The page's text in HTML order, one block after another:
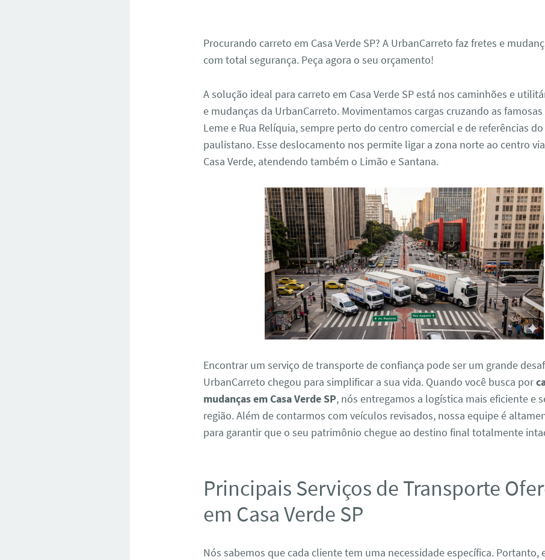
Procurando carreto em Casa Verde SP? A UrbanCarreto faz fretes e
com total segurança. Peça agora o seu orçamento!
A solução ideal para carreto em Casa Verde SP está nos caminhões e
e mudanças da UrbanCarreto. Movimentamos cargas cruzando as famosas
Leme e Rua Relíquia, sempre perto do centro comercial e de referências
paulistano. Esse deslocamento nos permite ligar a zona norte ao centro
Casa Verde, atendendo também o Limão e Santana.
Encontrar um serviço de transporte de confiança pode ser um grande
UrbanCarreto chegou para simplificar a sua vida. Quando você busca por
mudanças em Casa Verde SP, nós entregamos a logística mais eficiente e
região. Além de contarmos com veículos revisados, nossa equipe é
para garantir que o seu patrimônio chegue ao destino final totalmente
Principais Serviços de Transporte
em Casa Verde SP
Nós sabemos que cada cliente tem uma necessidade específica. Portanto,